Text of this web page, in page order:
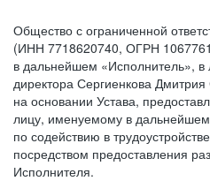
Общество с ограниченной
(ИНН 7718620740, ОГРН
в дальнейшем «Исполнитель», в
директора Сергиенкова
на основании Устава,
лицу, именуемому в дальнейшем
по содействию в
посредством предоставления
Исполнителя.